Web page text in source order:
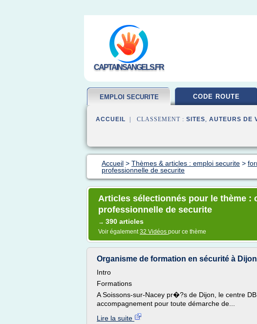
CAPTAINSANGELS.FR
EMPLOI SECURITE CODE ROUTE
ACCUEIL | CLASSEMENT : SITES, AUTEURS DE
Accueil > Thèmes & articles : emploi securite >
professionnelle de securite
Articles sélectionnés pour le thème :
professionnelle de securite
→ 390 articles
Voir également32 Vidéos pour ce thème
Organisme de formation en sécurité à Dijon
Intro
Formations
A Soissons-sur-Nacey pr�?s de Dijon, le centre
accompagnement pour toute démarche de...
Lire la suite